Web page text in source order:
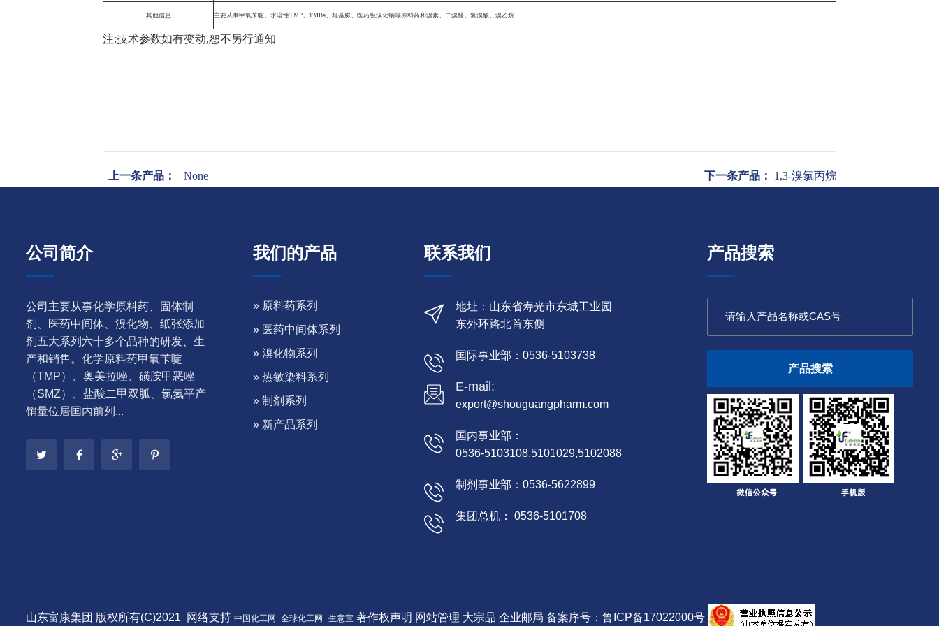
其他信息 主要从事甲氧苄啶、水溶性TMP、TMBa、羟基脲、医药级溴化钠等原料药和溴素、二溴醛、氢溴酸、溴乙烷
注:技术参数如有变动,恕不另行通知
上一条产品： None 下一条产品： 1,3-溴氯丙烷
公司简介
公司主要从事化学原料药、固体制
剂、医药中间体、溴化物、纸张添加
剂五大系列六十多个品种的研发、生
产和销售。化学原料药甲氧苄啶
（TMP）、奥美拉唑、磺胺甲恶唑
（SMZ）、盐酸二甲双胍、氯氮平产
销量位居国内前列...
我们的产品
» 原料药系列
» 医药中间体系列
» 溴化物系列
» 热敏染料系列
» 制剂系列
» 新产品系列
联系我们
地址：山东省寿光市东城工业园
东外环路北首东侧
国际事业部：0536-5103738
E-mail:
export@shouguangpharm.com
国内事业部：
0536-5103108,5101029,5102088
制剂事业部：0536-5622899
集团总机： 0536-5101708
产品搜索
产品搜索
山东富康集团 版权所有(C)2021 网络支持 中国化工网 全球化工网 生意宝 著作权声明 网站管理 大宗品 企业邮局 备案序号：鲁ICP备17022000号